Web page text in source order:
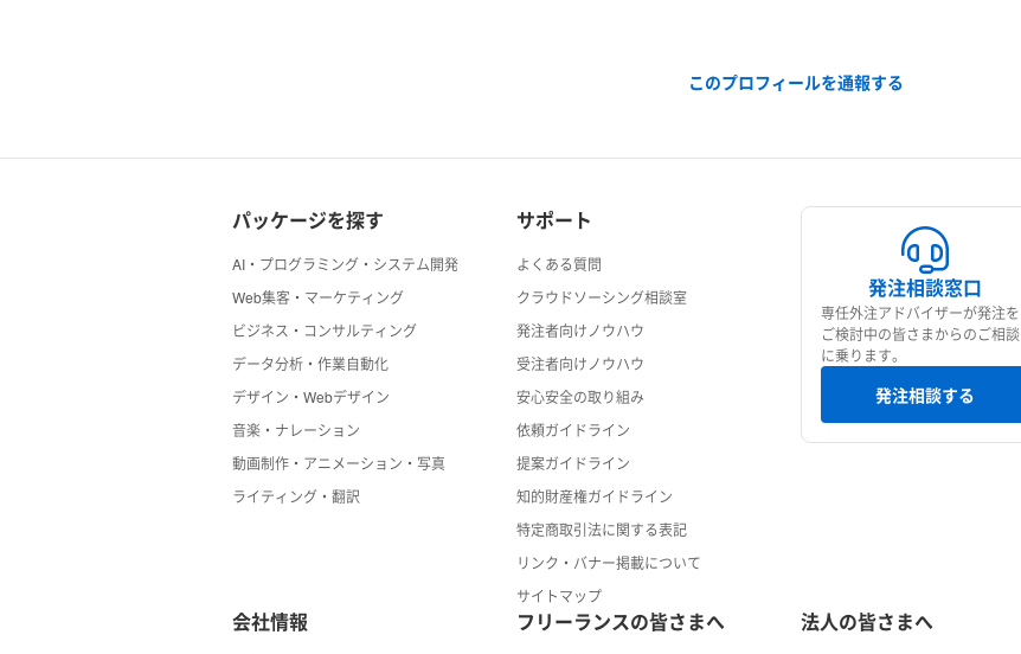
このプロフィールを通報する
パッケージを探す
AI・プログラミング・システム開発
Web集客・マーケティング
ビジネス・コンサルティング
データ分析・作業自動化
デザイン・Webデザイン
音楽・ナレーション
動画制作・アニメーション・写真
ライティング・翻訳
サポート
よくある質問
クラウドソーシング相談室
発注者向けノウハウ
受注者向けノウハウ
安心安全の取り組み
依頼ガイドライン
提案ガイドライン
知的財産権ガイドライン
特定商取引法に関する表記
リンク・バナー掲載について
サイトマップ
発注相談窓口
専任外注アドバイザーが発注を
ご検討中の皆さまからのご相談
に乗ります。
発注相談する
会社情報 フリーランスの皆さまへ 法人の皆さまへ